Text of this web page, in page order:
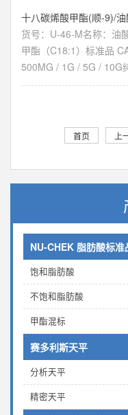
十八碳烯酸甲酯(顺-9)/
货号：U-46-M名称：油
甲酯（C18:1）标准品
500MG / 1G / 5G / 10G
首页 上
NU-CHEK 脂肪酸标准
饱和脂肪酸
不饱和脂肪酸
甲酯混标
赛多利斯天平
分析天平
精密天平